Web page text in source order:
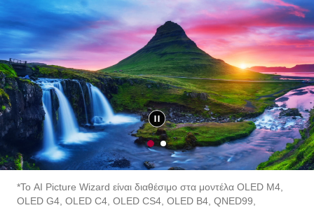
1
o
f
2
2
o
f
2
*Το AI Picture Wizard είναι διαθέσιμο στα μοντέλα OLED M4,
QNED90, QNED89, QNED85, και 86NANO80.
**Το διαθέσιμο περιεχόμενο και οι εφαρμογές ενδέχεται να